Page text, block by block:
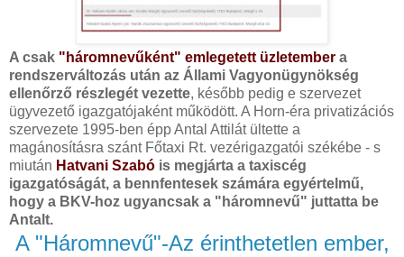
A csak "háromnevűként" emlegetett üzletember a
rendszerváltozás után az Állami Vagyonügynökség
ellenőrző részlegét vezette, később pedig e szervezet
ügyvezető igazgatójaként működött. A Horn-éra privatizációs
szervezete 1995-ben épp Antal Attilát ültette a
magánosításra szánt Főtaxi Rt. vezérigazgatói székébe - s
miután Hatvani Szabó is megjárta a taxiscég
igazgatóságát, a bennfentesek számára egyértelmű,
hogy a BKV-hoz ugyancsak a "háromnevű" juttatta be
Antalt.
A "Háromnevű"-Az érinthetetlen ember,